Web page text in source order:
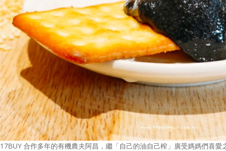
17BUY 合作多年的有機農夫阿昌，繼「自己的油自己榨」廣受媽媽們喜